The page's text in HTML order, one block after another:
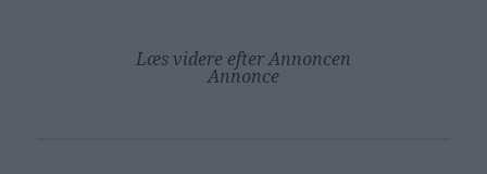
Læs videre efter Annoncen
Annonce